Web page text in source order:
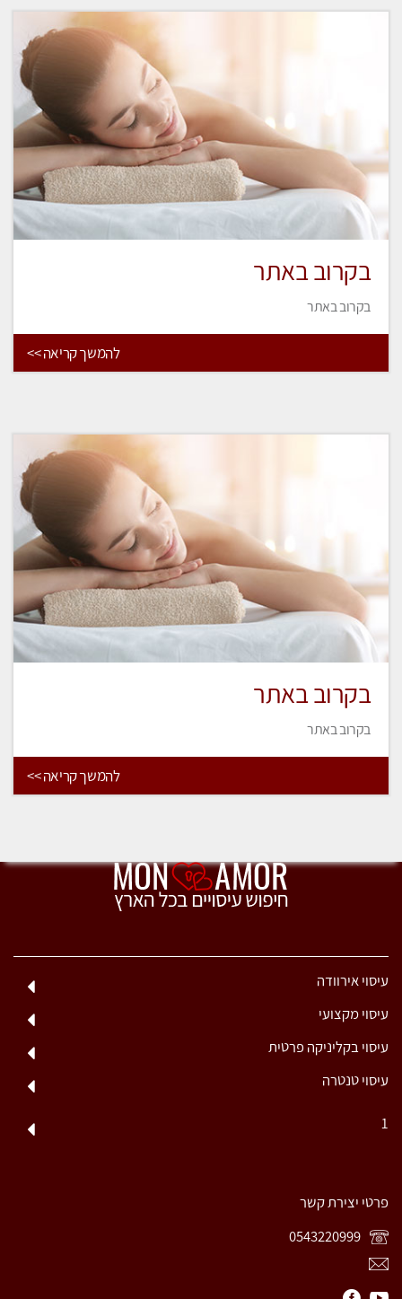
בקרוב באתר
בקרוב באתר
להמשך קריאה >>
בקרוב באתר
בקרוב באתר
להמשך קריאה >>
עיסוי אירוודה
עיסוי מקצועי
עיסוי בקליניקה פרטית
עיסוי טנטרה
1
פרטי יצירת קשר